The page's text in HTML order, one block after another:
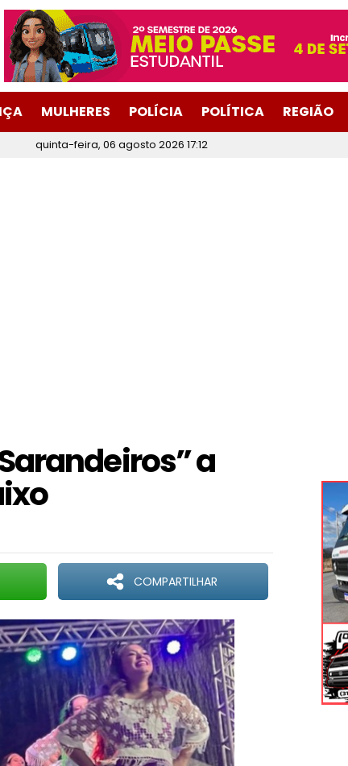
MULHERES POLÍCIA POLÍTICA REGIÃO
quinta-feira, 06 agosto 2026 17:12
a
COMPARTILHAR